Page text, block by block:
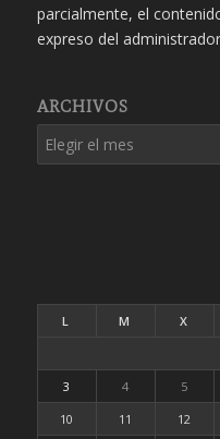
parcialmente, el
expreso del
ARCHIVOS
L M X
3
4 5
10
11 12